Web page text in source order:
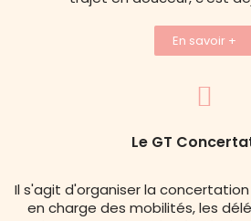
En savoir +
Le GT
Il s'agit d'organiser la
en charge des mobilités, les